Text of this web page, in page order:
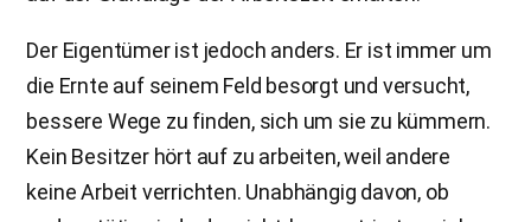
Der Eigentümer ist jedoch anders. Er ist immer um
die Ernte auf seinem Feld besorgt und versucht,
bessere Wege zu finden, sich um sie zu kümmern.
Kein Besitzer hört auf zu arbeiten, weil andere
keine Arbeit verrichten. Unabhängig davon, ob